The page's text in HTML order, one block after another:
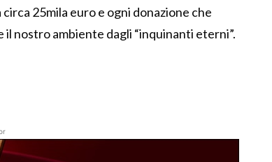
25mila euro e ogni donazione che
nostro ambiente dagli “inquinanti eterni”.